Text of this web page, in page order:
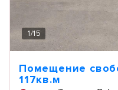
1/15
Помещение
117кв.м